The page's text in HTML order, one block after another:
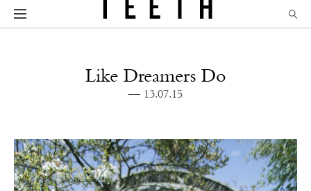
Like Dreamers Do
— 13.07.15